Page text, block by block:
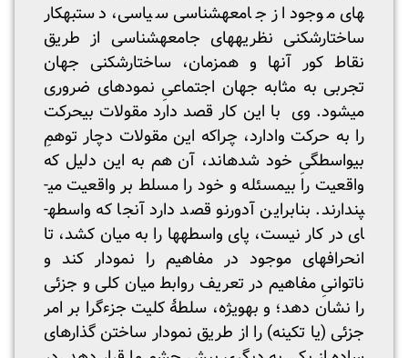
های موجود از جامعه­شناسی سیاسی، دست­به­کار
ساختارشکنی نظریه­های جامعه­شناسی از طریق
نقاط کور آنها و همزمان، ساختارشکنی جهان
تجربی به مثابه جهان اجتماعیِ نمودهای ضروری
می­شود. وی با این کار قصد دارد مقولات بی­حرکت
را به حرکت وادارد، چراکه این مقولات دچار توهمِ
بی­واسطگیِ خود شده­اند، آن هم به این دلیل که
واقعیت را بی­مسئله و خود را مسلط بر واقعیت می­
پندارند. بنابراین آدورنو قصد دارد آنجا که واسطه­
ای در کار نیست، پای واسطه­ها را به میان کشد، تا
انحراف­های موجود در مفاهیم را نمودار کند و
ناتوانیِ مفاهیم در تعریف روابط میان کلی و جزئی
را نشان دهد؛ و به­ویژه، سلطۀ کلیت جزءگرا بر امر
جزئی (یا تکینه) را از طریق نمودار ساختن گذارهای